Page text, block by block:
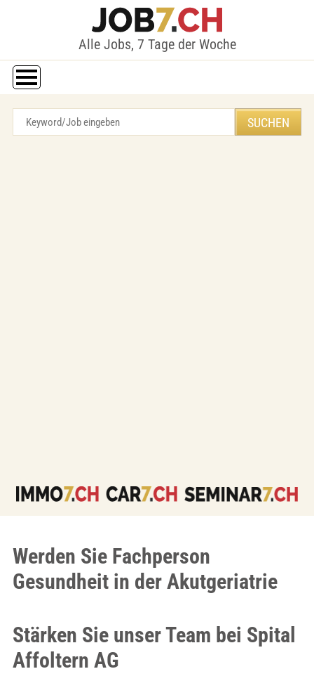
Alle Jobs, 7 Tage der Woche
Werden Sie Fachperson
Gesundheit in der Akutgeriatrie
Stärken Sie unser Team bei Spital
Affoltern AG